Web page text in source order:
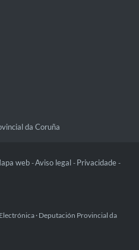
da Coruña
web -Aviso legal - Privacidade -
· Deputación Provincial da